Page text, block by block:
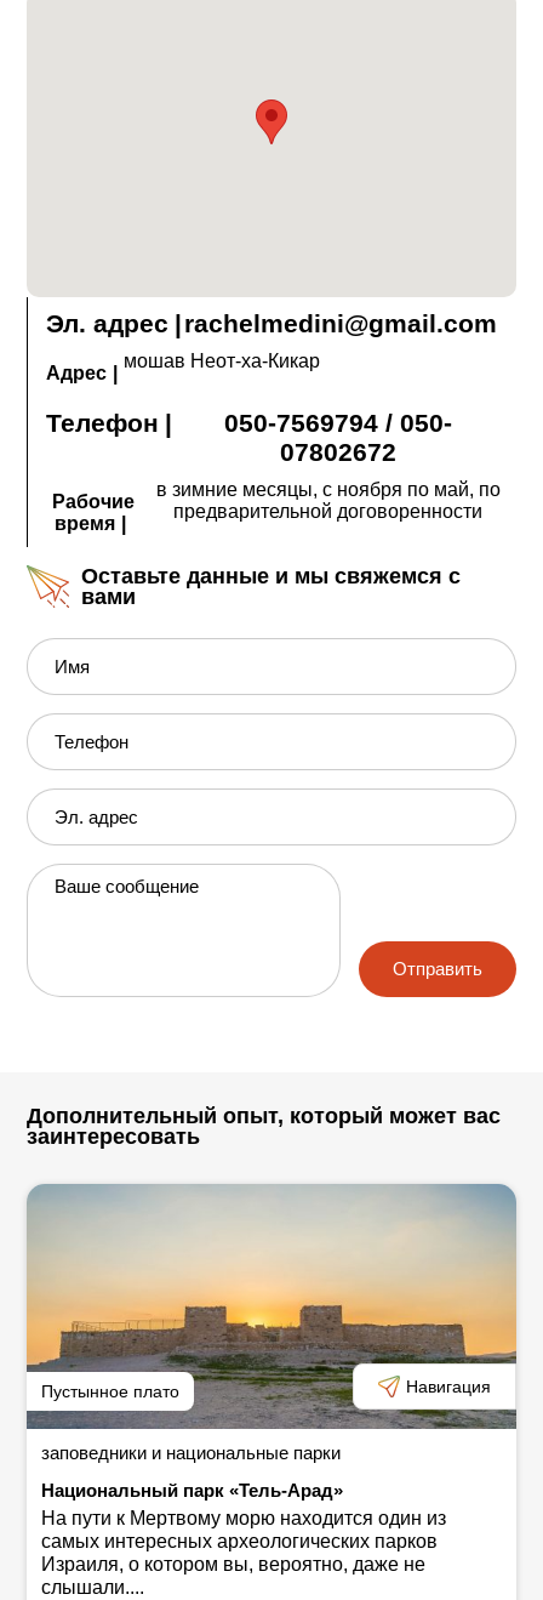
Эл. адрес |rachelmedini@gmail.com
Адрес
мошав Неот-ха-Кикар
Телефон |
050-7569794 / 050-
07802672
Рабочие
время
в зимние месяцы, с ноября по май, по
предварительной договоренности
Оставьте данные и мы свяжемся с
вами
Имя
Телефон
Эл. адрес
Ваше сообщение
Отправить
Дополнительный опыт, который может вас
заинтересовать
Пустынное плато Навигация
заповедники и национальные парки
Национальный парк «Тель-Арад»
На пути к Мертвому морю находится один из
самых интересных археологических парков
Израиля, о котором вы, вероятно, даже не
слышали....